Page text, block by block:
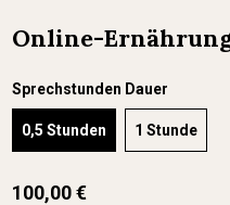
Online-
Sprechstunden Dauer
0,5 Stunden 1 Stunde
100,00 €